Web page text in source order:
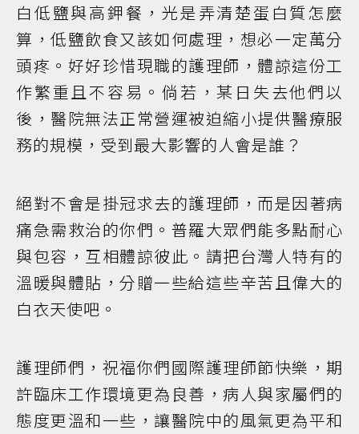
白低鹽與高鉀餐，光是弄清楚蛋白質怎麼
算，低鹽飲食又該如何處理，想必一定萬分
頭疼。好好珍惜現職的護理師，體諒這份工
作繁重且不容易。倘若，某日失去他們以
後，醫院無法正常營運被迫縮小提供醫療服
務的規模，受到最大影響的人會是誰？
絕對不會是掛冠求去的護理師，而是因著病
痛急需救治的你們。普羅大眾們能多點耐心
與包容，互相體諒彼此。請把台灣人特有的
溫暖與體貼，分贈一些給這些辛苦且偉大的
白衣天使吧。
護理師們，祝福你們國際護理師節快樂，期
許臨床工作環境更為良善，病人與家屬們的
態度更溫和一些，讓醫院中的風氣更為平和